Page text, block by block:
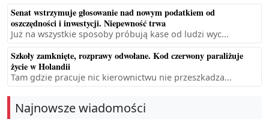
Senat wstrzymuje głosowanie nad nowym podatkiem od
oszczędności i inwestycji. Niepewność trwa
Już na wszystkie sposoby próbują kase od ludzi wyc...
Szkoły zamknięte, rozprawy odwołane. Kod czerwony paraliżuje
życie w Holandii
Tam gdzie pracuje nic kierownictwu nie przeszkadza...
Najnowsze wiadomości